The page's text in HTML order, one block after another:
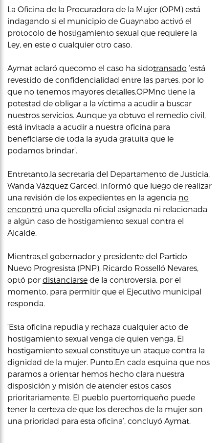
La Oficina de la Procuradora de la Mujer (OPM) está
indagando si el municipio de Guaynabo activó el
protocolo de hostigamiento sexual que requiere la
Ley, en este o cualquier otro caso.
Aymat aclaró quecomo el caso ha sidotransado ‘está
revestido de confidencialidad entre las partes, por lo
que no tenemos mayores detalles.OPMno tiene la
potestad de obligar a la víctima a acudir a buscar
nuestros servicios. Aunque ya obtuvo el remedio civil,
está invitada a acudir a nuestra oficina para
beneficiarse de toda la ayuda gratuita que le
podamos brindar’.
Entretanto,la secretaria del Departamento de Justicia,
Wanda Vázquez Garced, informó que luego de realizar
una revisión de los expedientes en la agencia no
encontró una querella oficial asignada ni relacionada
a algún caso de hostigamiento sexual contra el
Alcalde.
Mientras,el gobernador y presidente del Partido
Nuevo Progresista (PNP), Ricardo Rosselló Nevares,
optó por distanciarse de la controversia, por el
momento, para permitir que el Ejecutivo municipal
responda.
‘Esta oficina repudia y rechaza cualquier acto de
hostigamiento sexual venga de quien venga. El
hostigamiento sexual constituye un ataque contra la
dignidad de la mujer. Punto.En cada esquina que nos
paramos a orientar hemos hecho clara nuestra
disposición y misión de atender estos casos
prioritariamente. El pueblo puertorriqueño puede
tener la certeza de que los derechos de la mujer son
una prioridad para esta oficina’, concluyó Aymat.